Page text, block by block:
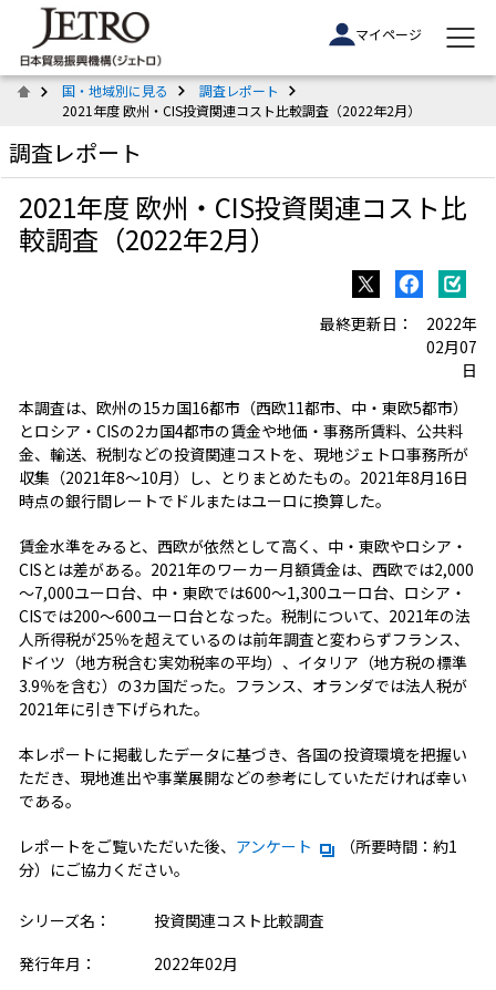
マイページ
国・地域別に見る
調査レポート
2021年度 欧州・CIS投資関連コスト比較調査（2022年2月）
調査レポート
2021年度 欧州・CIS投資関連コスト比
較調査（2022年2月）
2022年
02月07
日
最終更新日：
本調査は、欧州の15カ国16都市（西欧11都市、中・東欧5都市）
とロシア・CISの2カ国4都市の賃金や地価・事務所賃料、公共料
金、輸送、税制などの投資関連コストを、現地ジェトロ事務所が
収集（2021年8～10月）し、とりまとめたもの。2021年8月16日
時点の銀行間レートでドルまたはユーロに換算した。
賃金水準をみると、西欧が依然として高く、中・東欧やロシア・
CISとは差がある。2021年のワーカー月額賃金は、西欧では2,000
～7,000ユーロ台、中・東欧では600～1,300ユーロ台、ロシア・
CISでは200～600ユーロ台となった。税制について、2021年の法
人所得税が25％を超えているのは前年調査と変わらずフランス、
ドイツ（地方税含む実効税率の平均）、イタリア（地方税の標準
3.9％を含む）の3カ国だった。フランス、オランダでは法人税が
2021年に引き下げられた。
本レポートに掲載したデータに基づき、各国の投資環境を把握い
ただき、現地進出や事業展開などの参考にしていただければ幸い
である。
レポートをご覧いただいた後、 アンケート
（所要時間：約1
分）にご協力ください。
シリーズ名：
投資関連コスト比較調査
発行年月：
2022年02月